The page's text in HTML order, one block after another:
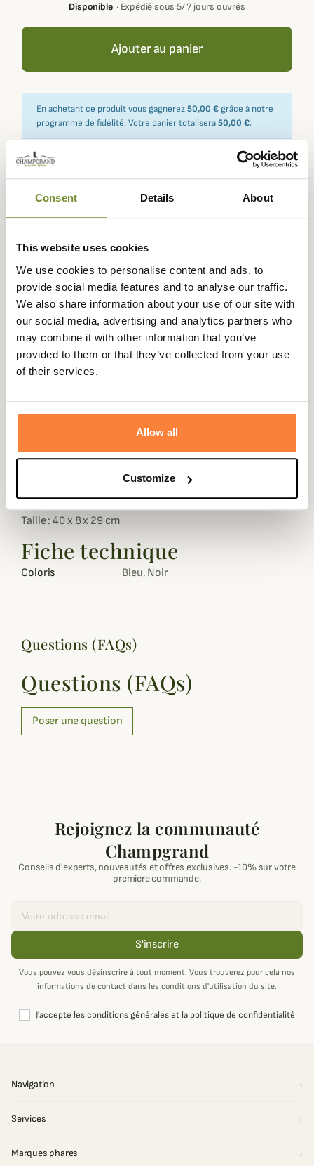
Consent Details About
This website uses cookies
We use cookies to personalise content and ads, to
provide social media features and to analyse our traffic.
We also share information about your use of our site with
our social media, advertising and analytics partners who
may combine it with other information that you’ve
provided to them or that they’ve collected from your use
of their services.
Allow all
Customize
Disponible· Expédié sous 5/ 7 jours ouvrés
Ajouter au panier
En achetant ce produit vous gagnerez50,00 € grâce à notre
programme de fidélité. Votre panier totalisera50,00 €.
Expédié dans
Échange ou
Paiement
Paiement en
Description
Alexandre Mareuil
vous propose ce superbe cartable en
cuir parfait pour transporter vos dossiers et ordinateur.
d'une poche à zip centrale, d'une poche plate et de 2
d'une bandoulière pour faciliter son transport.
Le cuir utilisé pour les produits Alexandre Mareuil est de
très haute qualité et durera toute une vie et ne fera
que s'embellir au fil du temps.
Taille : 40 x 8 x 29 cm
Fiche technique
Coloris Bleu, Noir
Questions (FAQs)
Questions (FAQs)
Poser une question
Rejoignez la communauté
Champgrand
Conseils d'experts, nouveautés et offres exclusives. -10% sur votre
première commande.
S'inscrire
Vous pouvez vous désinscrire à tout moment. Vous trouverez pour cela nos
informations de contact dans les conditions d'utilisation du site.
J'accepte les conditions générales et la politique de confidentialité
Navigation
Services
Marques phares